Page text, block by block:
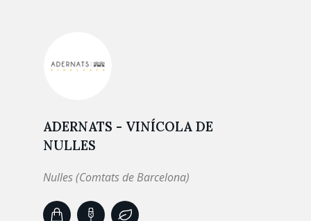
ADERNATS - VINÍCOLA DE
NULLES
Nulles (Comtats de Barcelona)